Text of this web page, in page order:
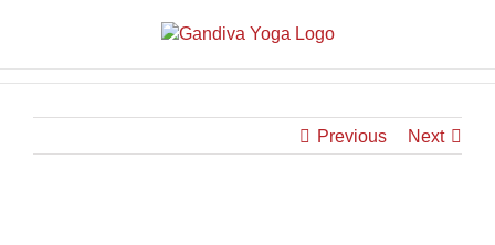
Previous Next